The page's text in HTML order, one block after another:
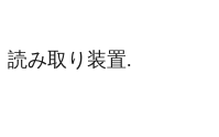
読み取り装置.